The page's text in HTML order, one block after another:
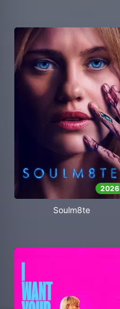
2026
Soulm8te